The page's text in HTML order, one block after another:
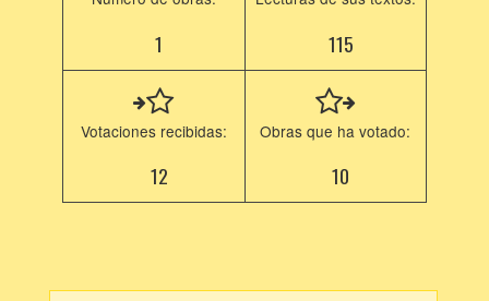
1 115
Votaciones recibidas:
12
Obras que ha votado:
10